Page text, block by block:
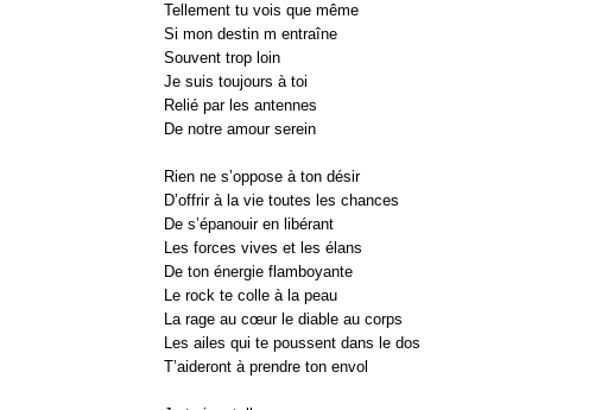
Tellement tu vois que même
Si mon destin m entraîne
Souvent trop loin
Je suis toujours à toi
Relié par les antennes
De notre amour serein
Rien ne s’oppose à ton désir
D’offrir à la vie toutes les chances
De s’épanouir en libérant
Les forces vives et les élans
De ton énergie flamboyante
Le rock te colle à la peau
La rage au cœur le diable au corps
Les ailes qui te poussent dans le dos
T’aideront à prendre ton envol